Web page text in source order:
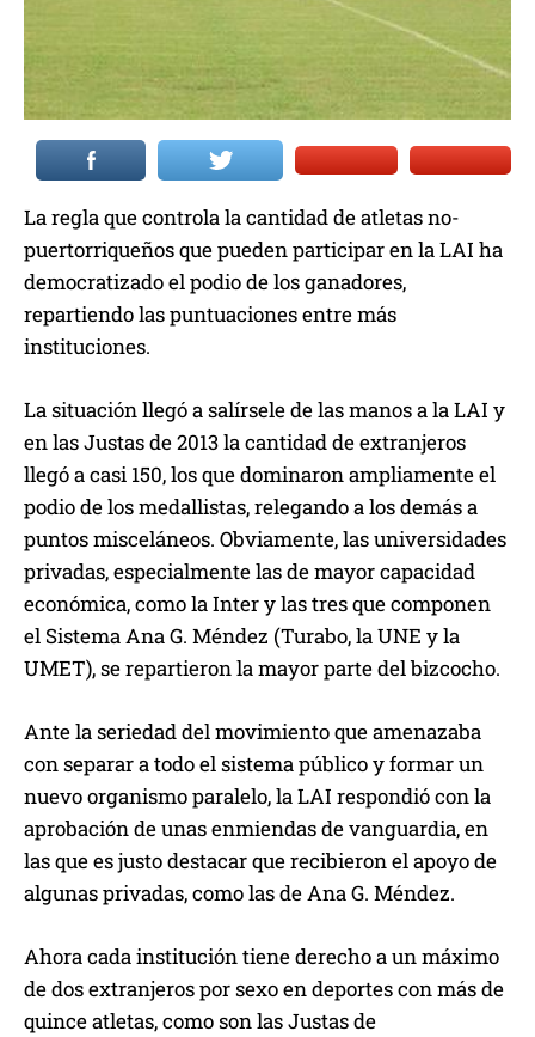
La regla que controla la cantidad de atletas no-
puertorriqueños que pueden participar en la LAI ha
democratizado el podio de los ganadores,
repartiendo las puntuaciones entre más
instituciones.
La situación llegó a salírsele de las manos a la LAI y
en las Justas de 2013 la cantidad de extranjeros
llegó a casi 150, los que dominaron ampliamente el
podio de los medallistas, relegando a los demás a
puntos misceláneos. Obviamente, las universidades
privadas, especialmente las de mayor capacidad
económica, como la Inter y las tres que componen
el Sistema Ana G. Méndez (Turabo, la UNE y la
UMET), se repartieron la mayor parte del bizcocho.
Ante la seriedad del movimiento que amenazaba
con separar a todo el sistema público y formar un
nuevo organismo paralelo, la LAI respondió con la
aprobación de unas enmiendas de vanguardia, en
las que es justo destacar que recibieron el apoyo de
algunas privadas, como las de Ana G. Méndez.
Ahora cada institución tiene derecho a un máximo
de dos extranjeros por sexo en deportes con más de
quince atletas, como son las Justas de